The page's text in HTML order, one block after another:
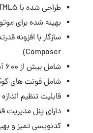
طراحی شده با HTML5 و CSS3
بهینه شده برای
سازگار با افزونه
Composer)
شامل بیش از ۶۰۰ آیکون
شامل فونت های
قابلیت تنظیم
دارای پنل مدیریت
کدنویسی تمیز و